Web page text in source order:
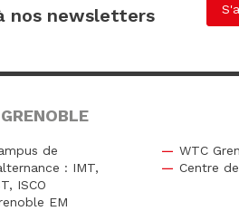
nos newsletters
de
: IMT,
ISCO
EM
WTC
Centre